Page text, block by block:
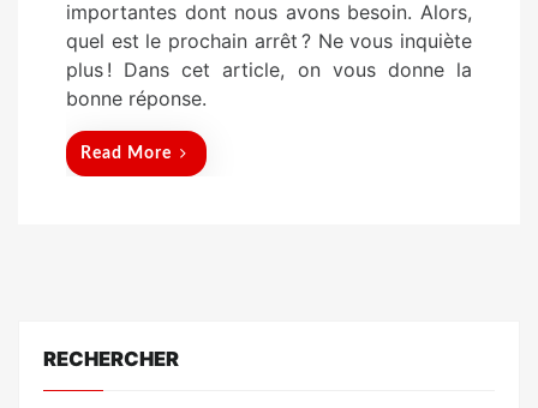
o
n
importantes dont nous avons besoin. Alors,
quel est le prochain arrêt ? Ne vous inquiète
plus ! Dans cet article, on vous donne la
bonne réponse.
Read More
RECHERCHER